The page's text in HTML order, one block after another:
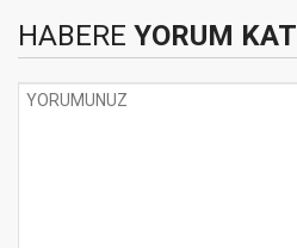
HABERE YORUM KAT